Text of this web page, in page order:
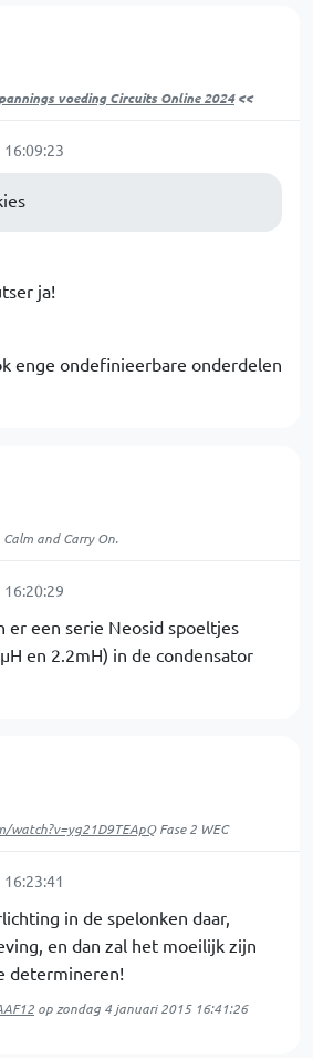
voeding Circuits Online 2024<<
ja!
enge ondefinieerbare onderdelen
and Carry On.
er een serie Neosid spoeltjes
en 2.2mH) in de condensator
Fase 2 WEC
in de spelonken daar,
en dan zal het moeilijk zijn
determineren!
op zondag 4 januari 2015 16:41:26